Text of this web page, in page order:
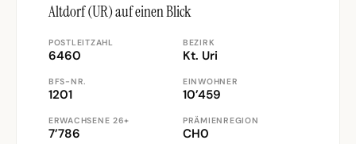
Altdorf (UR) auf einen Blick
POSTLEITZAHL
6460
BEZIRK
Kt. Uri
BFS-NR.
1201
EINWOHNER
10’459
ERWACHSENE 26+
7’786
PRÄMIENREGION
CH0